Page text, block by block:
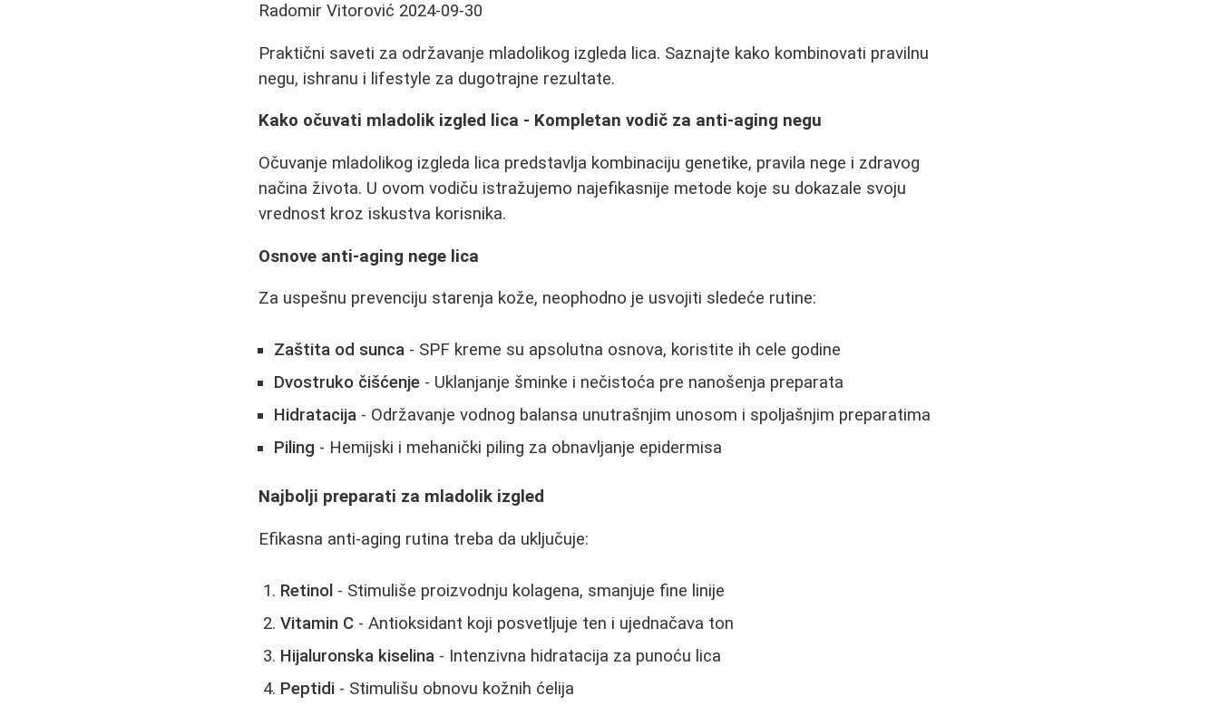
Radomir Vitorović 2024-09-30
Praktični saveti za održavanje mladolikog izgleda lica. Saznajte kako kombinovati pravilnu
negu, ishranu i lifestyle za dugotrajne rezultate.
Kako očuvati mladolik izgled lica - Kompletan vodič za anti-aging negu
Očuvanje mladolikog izgleda lica predstavlja kombinaciju genetike, pravila nege i zdravog
načina života. U ovom vodiču istražujemo najefikasnije metode koje su dokazale svoju
vrednost kroz iskustva korisnika.
Osnove anti-aging nege lica
Za uspešnu prevenciju starenja kože, neophodno je usvojiti sledeće rutine:
Zaštita od sunca - SPF kreme su apsolutna osnova, koristite ih cele godine
Dvostruko čišćenje - Uklanjanje šminke i nečistoća pre nanošenja preparata
Hidratacija - Održavanje vodnog balansa unutrašnjim unosom i spoljašnjim preparatima
Piling - Hemijski i mehanički piling za obnavljanje epidermisa
Najbolji preparati za mladolik izgled
Efikasna anti-aging rutina treba da uključuje:
Retinol - Stimuliše proizvodnju kolagena, smanjuje fine linije
Vitamin C - Antioksidant koji posvetljuje ten i ujednačava ton
Hijaluronska kiselina - Intenzivna hidratacija za punoću lica
Peptidi - Stimulišu obnovu kožnih ćelija